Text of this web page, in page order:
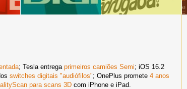
; Tesla entrega primeiros camiões Semi; iOS 16.2
switches digitais "audiófilos"; OnePlus promete 4 anos
para scans 3D com iPhone e iPad.